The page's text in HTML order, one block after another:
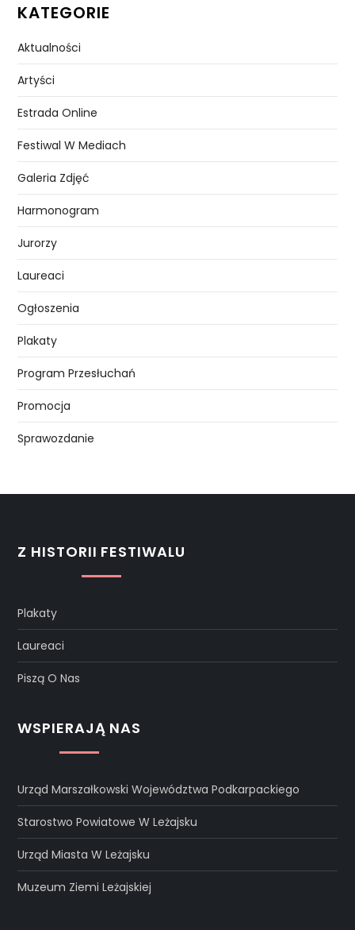
KATEGORIE
Aktualności
Artyści
Estrada Online
Festiwal W Mediach
Galeria Zdjęć
Harmonogram
Jurorzy
Laureaci
Ogłoszenia
Plakaty
Program Przesłuchań
Promocja
Sprawozdanie
Z HISTORII FESTIWALU
Plakaty
Laureaci
Piszą O Nas
WSPIERAJĄ NAS
Urząd Marszałkowski Województwa Podkarpackiego
Starostwo Powiatowe W Leżajsku
Urząd Miasta W Leżajsku
Muzeum Ziemi Leżajskiej